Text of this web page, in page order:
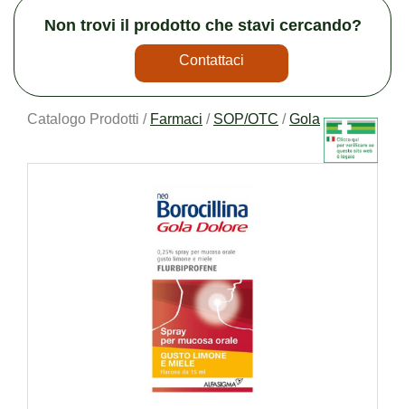
Non trovi il prodotto che stavi cercando?
Contattaci
Catalogo Prodotti / Farmaci / SOP/OTC /Gola